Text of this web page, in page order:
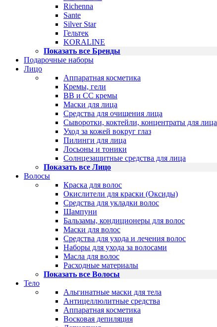
Richenna
Sante
Silver Star
Гельтек
KORALINE
Показать все Бренды
Подарочные наборы
Лицо
Аппаратная косметика
Кремы, гели
BB и CC кремы
Маски для лица
Средства для очищения лица
Сыворотки, коктейли, концентраты для лица
Уход за кожей вокруг глаз
Пилинги для лица
Лосьоны и тоники
Солнцезащитные средства для лица
Показать все Лицо
Волосы
Краска для волос
Окислители для краски (Оксиды)
Средства для укладки волос
Шампуни
Бальзамы, кондиционеры для волос
Маски для волос
Средства для ухода и лечения волос
Наборы для ухода за волосами
Масла для волос
Расходные материалы
Показать все Волосы
Тело
Альгинатные маски для тела
Антицеллюлитные средства
Аппаратная косметика
Восковая депиляция